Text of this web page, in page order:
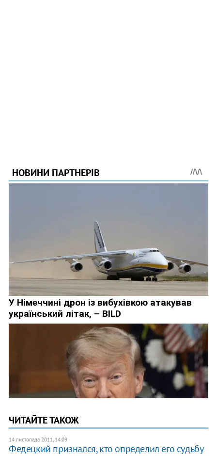
ЧИТАЙТЕ ТАКОЖ
14 листопада 2011, 14:09
Федецкий признался, кто определил его судьбу